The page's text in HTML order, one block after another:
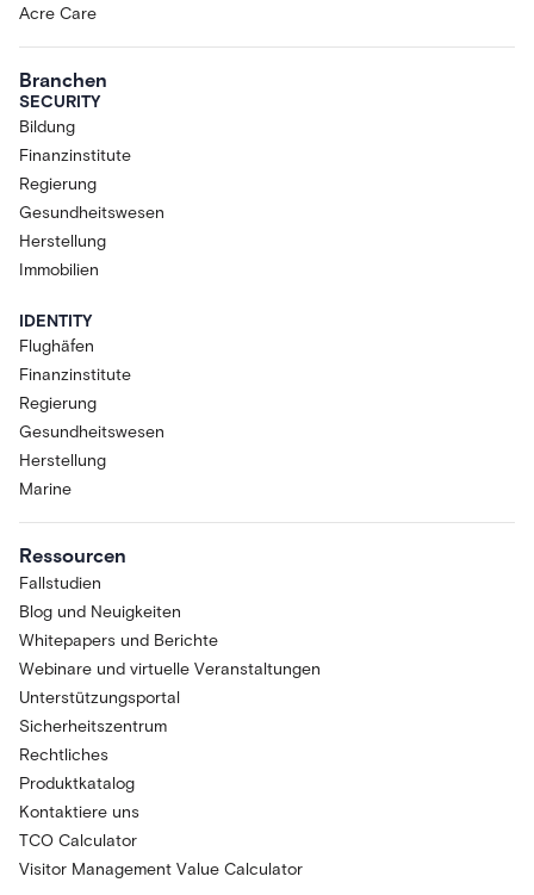
Acre Care
Branchen
SECURITY
Bildung
Finanzinstitute
Regierung
Gesundheitswesen
Herstellung
Immobilien
IDENTITY
Flughäfen
Finanzinstitute
Regierung
Gesundheitswesen
Herstellung
Marine
Ressourcen
Fallstudien
Blog und Neuigkeiten
Whitepapers und Berichte
Webinare und virtuelle Veranstaltungen
Unterstützungsportal
Sicherheitszentrum
Rechtliches
Produktkatalog
Kontaktiere uns
TCO Calculator
Visitor Management Value Calculator